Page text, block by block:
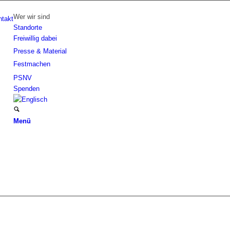
Wer wir sind
Standorte
Freiwillig dabei
Presse & Material
Festmachen
PSNV
Spenden
Menü